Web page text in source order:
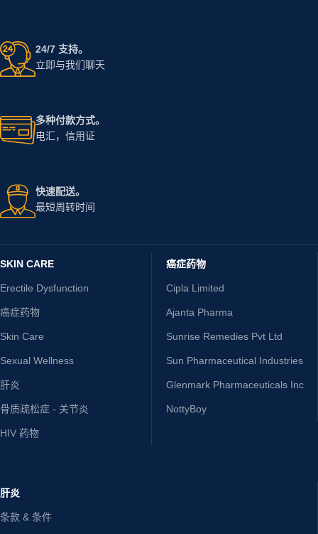
24/7 支持。
立即与我们聊天
多种付款方式。
电汇，信用证
快速配送。
最短周转时间
SKIN CARE
Erectile Dysfunction
癌症药物
Skin Care
Sexual Wellness
肝炎
骨质疏松症 - 关节炎
HIV 药物
癌症药物
Cipla Limited
Ajanta Pharma
Sunrise Remedies Pvt Ltd
Sun Pharmaceutical Industries
Glenmark Pharmaceuticals Inc
NottyBoy
肝炎
条款 & 条件